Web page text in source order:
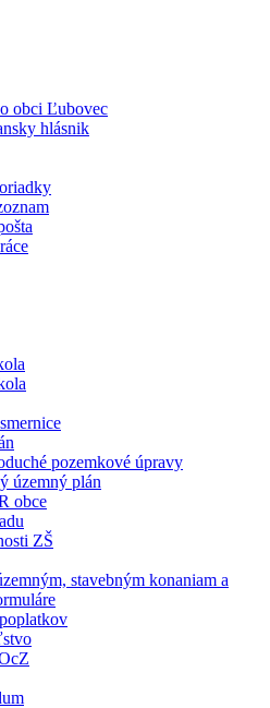
obci Ľubovec
hlásnik
pozemkové úpravy
územný plán
obce
ZŠ
stavebným konaniam a